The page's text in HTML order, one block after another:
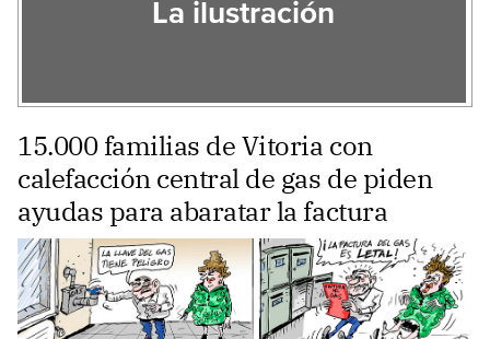
La ilustración
15.000 familias de Vitoria con
calefacción central de gas de piden
ayudas para abaratar la factura